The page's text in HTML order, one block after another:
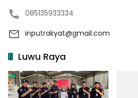
085135933334
inputrakyat@gmail.com
Luwu Raya